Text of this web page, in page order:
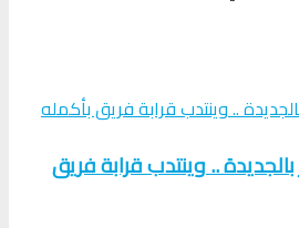
.. وينتدب قرابة فريق